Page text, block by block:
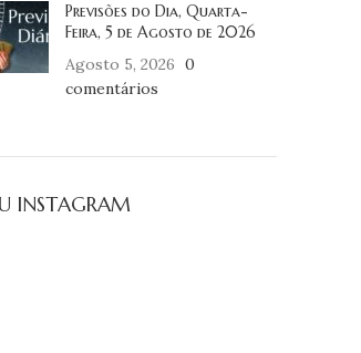
Previsões do Dia, Quarta-
Feira, 5 de Agosto de 2026
Agosto 5, 2026 0
comentários
INSTAGRAM